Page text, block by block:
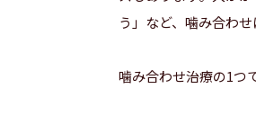
う」など、噛み合わ
噛み合わせ治療の1つ